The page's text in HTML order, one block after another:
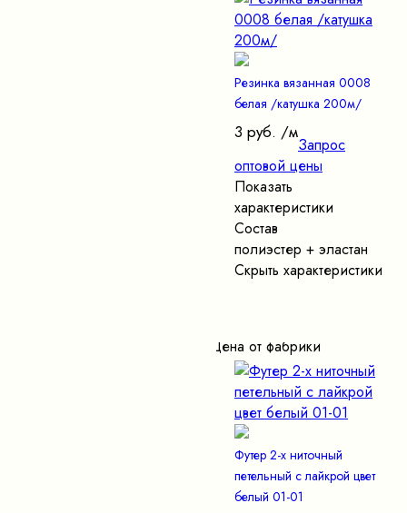
Резинка вязанная 0008
белая /катушка 200м/
3 руб. /м
Запрос
оптовой цены
Показать
характеристики
Состав
полиэстер + эластан
Скрыть характеристики
Цена от фабрики
Футер 2-х ниточный
петельный с лайкрой цвет
белый 01-01